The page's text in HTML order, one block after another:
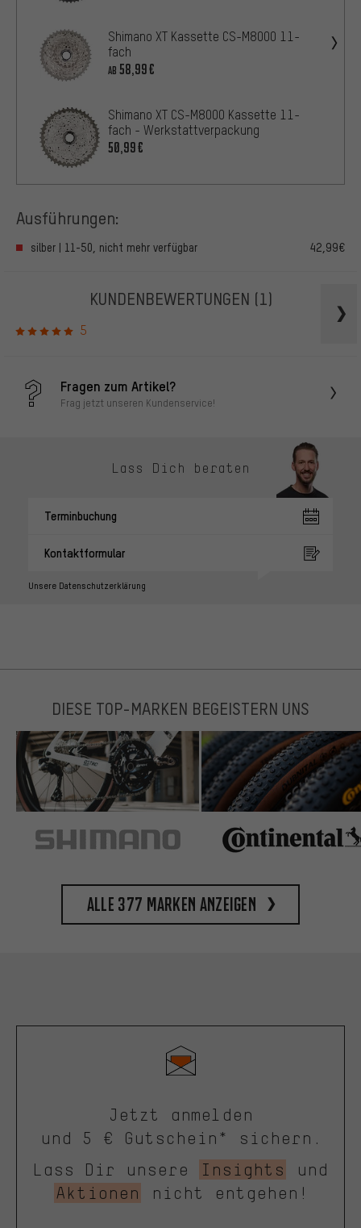
Shimano XT Kassette CS-M8000 11-
fach
AB 58,99€
Shimano XT CS-M8000 Kassette 11-
fach - Werkstattverpackung
50,99€
Ausführungen:
silber | 11-50, nicht mehr verfügbar 42,99€
KUNDENBEWERTUNGEN (1)
5
Fragen zum Artikel?
Frag jetzt unseren Kundenservice!
Lass Dich beraten
Terminbuchung
Kontaktformular
Unsere Datenschutzerklärung
DIESE TOP-MARKEN BEGEISTERN UNS
Alle 377 Marken anzeigen
Jetzt anmelden
und 5 € Gutschein* sichern.
Lass Dir unsere
Insights
und
Aktionen
nicht entgehen!